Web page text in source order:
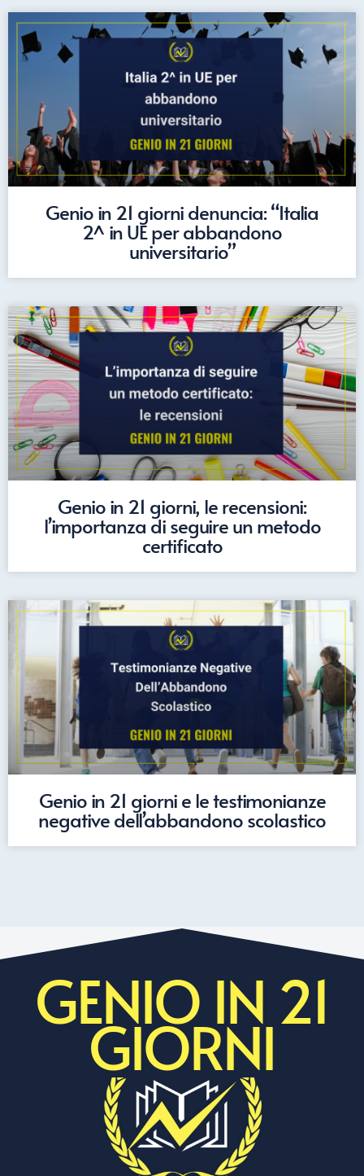
Genio in 21 giorni denuncia: “Italia
2^ in UE per abbandono
universitario”
Genio in 21 giorni, le recensioni:
l’importanza di seguire un metodo
certificato
Genio in 21 giorni e le testimonianze
negative dell’abbandono scolastico
GENIO IN 21
GIORNI